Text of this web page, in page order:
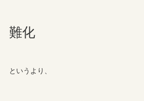
難化
というより、